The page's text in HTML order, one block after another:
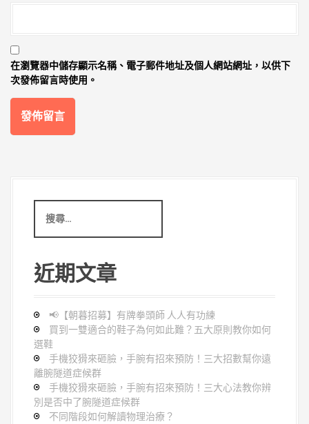
在瀏覽器中儲存顯示名稱、電子郵件地址及個人網站網址，以供下
次發佈留言時使用。
:
近期文章
📢【朝暮招募】有牌拳頭師 人人有功練
買到一雙適合的鞋子為何如此難？五大原則教你如何
選鞋
手機狡猾來砸臉，手腕有招來預防！三大招數幫你遠
離腕隧道症候群
手機狡猾來砸臉，手腕有招來預防！三大心法教你辨
別是否中了腕隧道症候群
不同階段如何解讀物理治療？